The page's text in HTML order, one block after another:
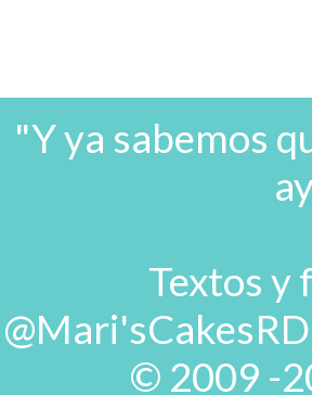
"Y ya sabemos
Textos y
© 2009 -